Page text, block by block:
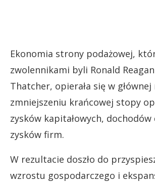
Ekonomia strony podażowej,
zwolennikami byli Ronald
Thatcher, opierała się w
zmniejszeniu krańcowej stopy
zysków kapitałowych,
zysków firm.
W rezultacie doszło do
wzrostu gospodarczego i